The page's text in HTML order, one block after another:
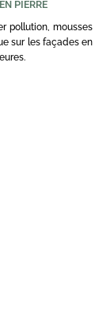
PIERRE
pollution, mousses
sur les façades en